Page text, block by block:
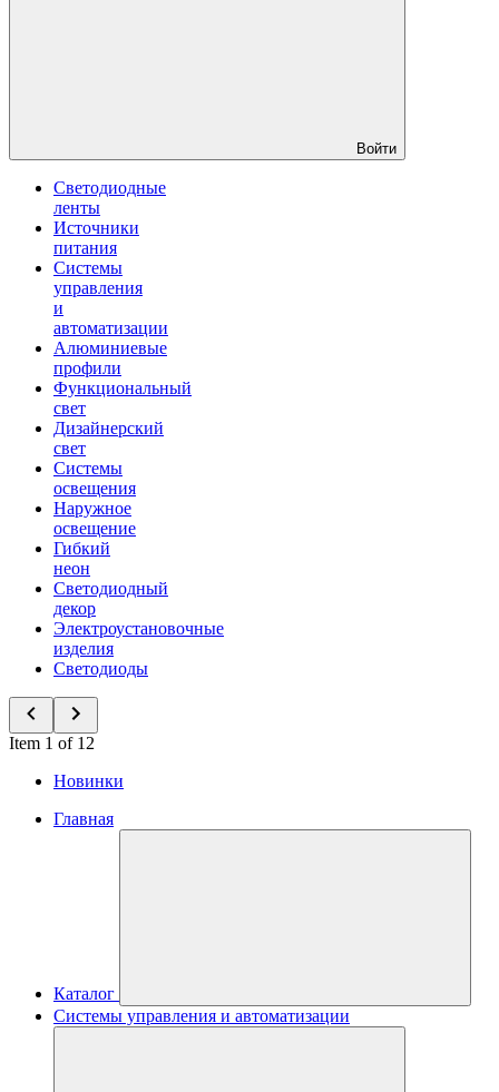
Войти
Светодиодные
ленты
Источники
питания
Системы
управления
и
автоматизации
Алюминиевые
профили
Функциональный
свет
Дизайнерский
свет
Системы
освещения
Наружное
освещение
Гибкий
неон
Светодиодный
декор
Электроустановочные
изделия
Светодиоды
Item 1 of 12
Новинки
Главная
Каталог
Системы управления и автоматизации